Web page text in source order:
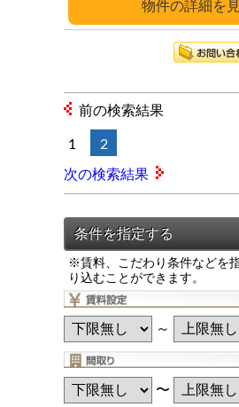
※賃料、こだわり条件などを
り込むことができます。
～
〜
詳細
前の検索結果
1 2
次の検索結果